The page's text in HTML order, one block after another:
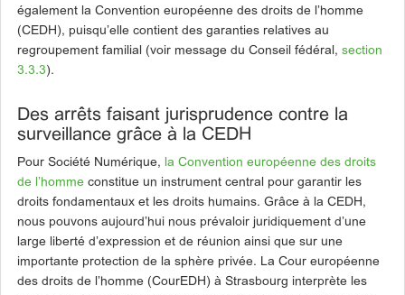
également la Convention européenne des droits de l’homme
(CEDH), puisqu’elle contient des garanties relatives au
regroupement familial (voir message du Conseil fédéral, section
3.3.3).
Des arrêts faisant jurisprudence contre la
surveillance grâce à la CEDH
Pour Société Numérique,
la Convention européenne des droits
de l’homme constitue un instrument central pour garantir les
droits fondamentaux et les droits humains. Grâce à la CEDH,
nous pouvons aujourd’hui nous prévaloir juridiquement d’une
large liberté d’expression et de réunion ainsi que sur une
importante protection de la sphère privée. La Cour européenne
des droits de l’homme (CourEDH) à Strasbourg interprète les